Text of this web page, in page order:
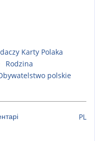
Karty Polaka
Rodzina
polskie
PL